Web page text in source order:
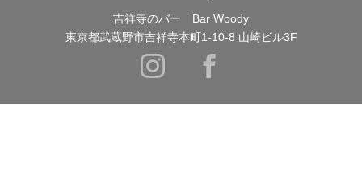
吉祥寺のバー Bar Woody
東京都武蔵野市吉祥寺本町1-10-8 山崎ビル3F